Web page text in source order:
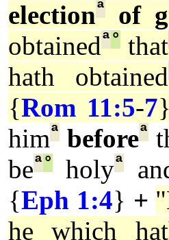
electionª of
obtainedª° that
hath obtained
{Rom 11:5-7}
himª beforeª
beª° holyª
{Eph 1:4} +
he which